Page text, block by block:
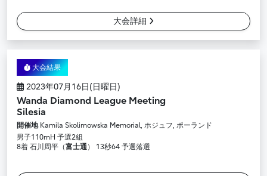
大会詳細
大会結果
2023年07月16日(日曜日)
Wanda Diamond League Meeting
Silesia
開催地Kamila Skolimowska Memorial, ホジュフ, ポーランド
男子110mH 予選2組
8着 石川周平（富士通） 13秒64 予選落選